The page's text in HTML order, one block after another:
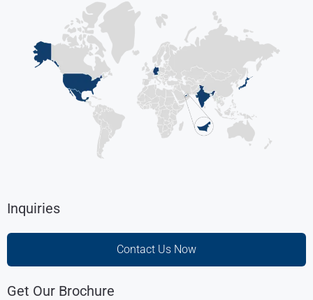
Inquiries
Contact Us Now
Get Our Brochure